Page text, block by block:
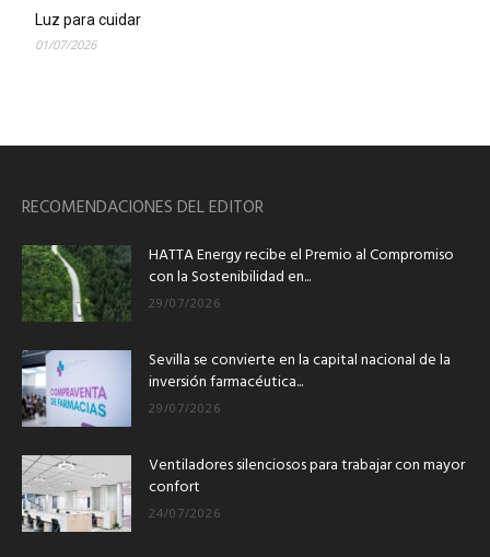
Luz para cuidar
01/07/2026
RECOMENDACIONES DEL EDITOR
HATTA Energy recibe el Premio al Compromiso
con la Sostenibilidad en...
29/07/2026
Sevilla se convierte en la capital nacional de la
inversión farmacéutica...
29/07/2026
Ventiladores silenciosos para trabajar con mayor
confort
24/07/2026